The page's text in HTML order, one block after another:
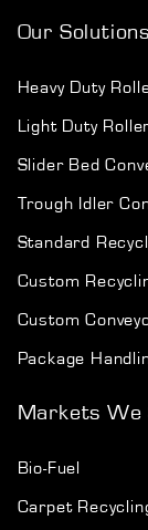
Our Solutions
Heavy Duty
Light Duty
Slider Bed
Trough Idler
Standard
Custom
Custom
Package
Markets We
Bio-Fuel
Carpet